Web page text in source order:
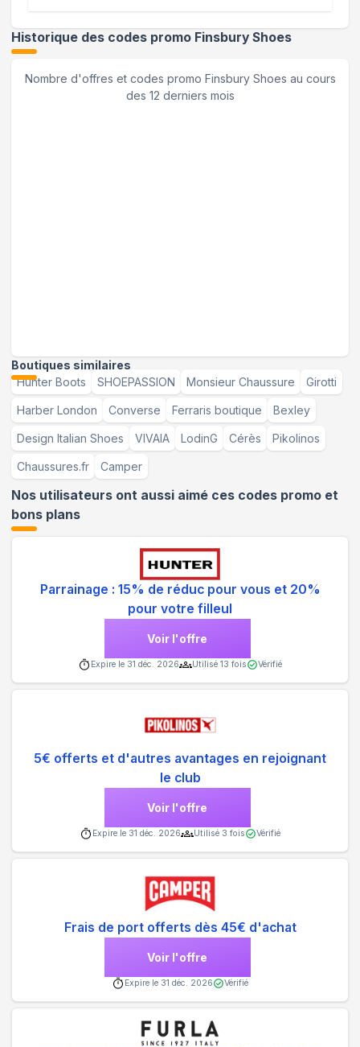
Historique des codes promo Finsbury Shoes
Nombre d'offres et codes promo Finsbury Shoes au cours
des 12 derniers mois
Boutiques similaires
Hunter Boots
SHOEPASSION Monsieur Chaussure Girotti
Harber London Converse Ferraris boutique Bexley
Design Italian Shoes VIVAIA LodinG Cérès Pikolinos
Chaussures.fr Camper
Nos utilisateurs ont aussi aimé ces codes promo et
bons plans
Parrainage : 15% de réduc pour vous et 20%
pour votre filleul
Voir l'offre
Expire le 31 déc. 2026 Utilisé 13 fois Vérifié
5€ offerts et d'autres avantages en rejoignant
le club
Voir l'offre
Expire le 31 déc. 2026 Utilisé 3 fois Vérifié
Frais de port offerts dès 45€ d'achat
Voir l'offre
Expire le 31 déc. 2026 Vérifié